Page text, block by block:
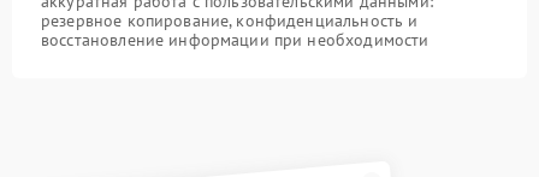
резервное копирование, конфиденциальность и
восстановление информации при необходимости